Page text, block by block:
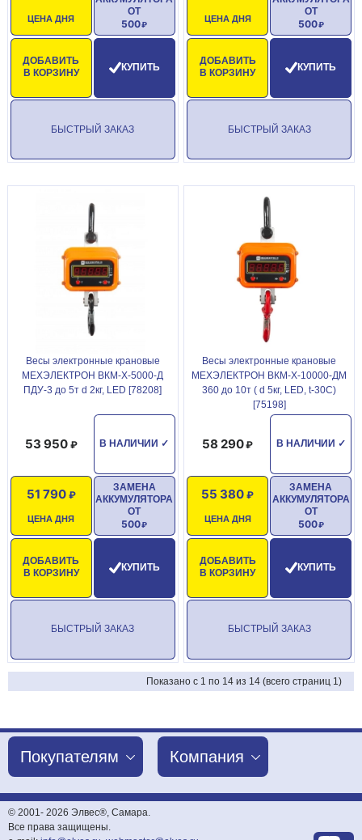
ЦЕНА ДНЯ
ДОБАВИТЬ
В КОРЗИНУ
ОТ
500
КУПИТЬ
БЫСТРЫЙ ЗАКАЗ
ЦЕНА ДНЯ
ДОБАВИТЬ
В КОРЗИНУ
ОТ
500
КУПИТЬ
БЫСТРЫЙ ЗАКАЗ
Весы электронные крановые
МЕХЭЛЕКТРОН ВКМ-Х-5000-Д
ПДУ-3 до 5т d 2кг, LED [78208]
В НАЛИЧИИ ✓
53 950
ЦЕНА ДНЯ
51 790
ДОБАВИТЬ
В КОРЗИНУ
ЗАМЕНА
АККУМУЛЯТОРА
ОТ
500
КУПИТЬ
БЫСТРЫЙ ЗАКАЗ
Весы электронные крановые
МЕХЭЛЕКТРОН ВКМ-Х-10000-ДМ
360 до 10т ( d 5кг, LED, t-30С)
[75198]
В НАЛИЧИИ ✓
58 290
ЦЕНА ДНЯ
55 380
ДОБАВИТЬ
В КОРЗИНУ
ЗАМЕНА
АККУМУЛЯТОРА
ОТ
500
КУПИТЬ
БЫСТРЫЙ ЗАКАЗ
Показано с 1 по 14 из 14 (всего страниц 1)
Покупателям Компания
© 2001- 2026 Элвес®, Самара.
Все права защищены.